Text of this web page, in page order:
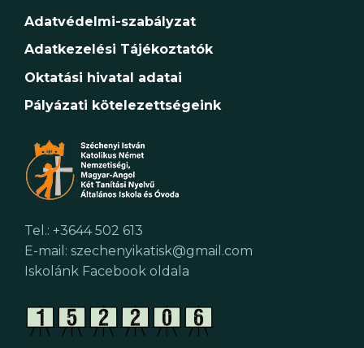
Adatvédelmi-szabályzat
Adatkezelési Tájékoztatók
Oktatási hivatal adatai
Pályázati kötelezettségeink
Tel.: +3644 502 613
E-mail: szechenyikatisk@gmail.com
Iskolánk Facebook oldala